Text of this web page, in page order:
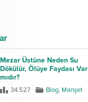
Mezar Üstüne Neden Su
Dökülür, Ölüye Faydası Var
mıdır?
34.527 Blog, Manşet